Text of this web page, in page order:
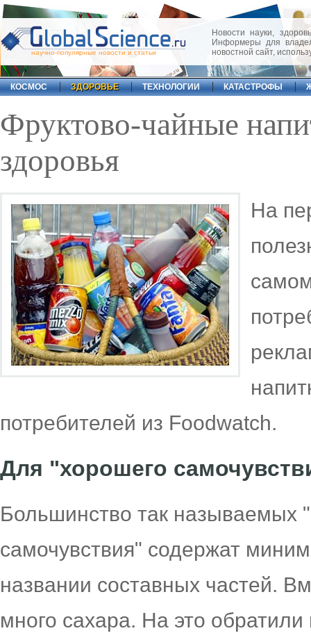
научно-популярные новости и статьи
Новости науки,
Информеры для
новостной сайт,
КОСМОС ЗДОРОВЬЕ ТЕХНОЛОГИИ КАТАСТРОФЫ
Фруктово-чайные
здоровья
На
потребителей из Foodwatch.
Для "хорошего
Большинство так называемых
самочувствия" содержат
названии составных частей.
много сахара. На это